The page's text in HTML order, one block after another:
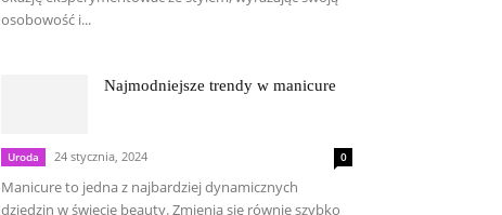
osobowość i...
Najmodniejsze trendy w manicure
Uroda 24 stycznia, 2024 0
Manicure to jedna z najbardziej dynamicznych
dziedzin w świecie beauty. Zmienia się równie szybko